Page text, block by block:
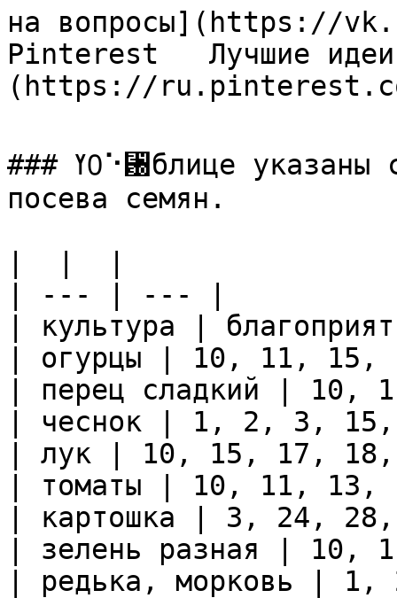
на вопросы](https://
Pinterest   Лучшие
(https://
### ߌ᠐⠑␰блице указаны самые благоприятные дни для
посева семян.
| --- | --- |
| культура |
| огурцы | 10, 11,
| перец сладкий |
| чеснок | 1, 2, 3,
| лук | 10, 15, 17,
| томаты | 10, 11,
| картошка | 3, 24,
| зелень разная |
| редька, морковь |